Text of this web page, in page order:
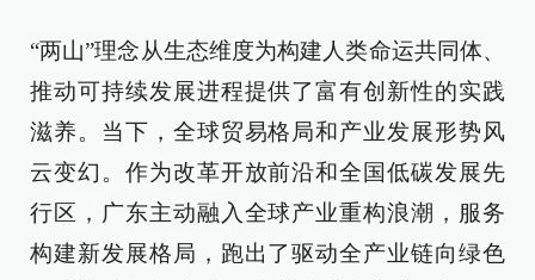
“两山”理念从生态维度为构建人类命运共同体、
推动可持续发展进程提供了富有创新性的实践
滋养。当下，全球贸易格局和产业发展形势风
云变幻。作为改革开放前沿和全国低碳发展先
行区，广东主动融入全球产业重构浪潮，服务
构建新发展格局，跑出了驱动全产业链向绿色